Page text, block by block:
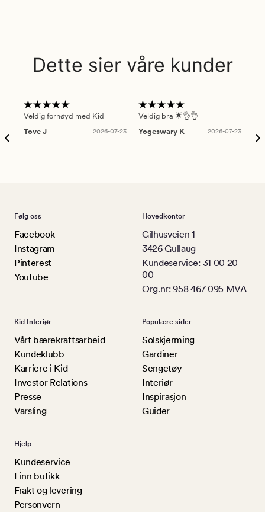
Dette sier våre kunder
Veldig fornøyd med Kid
Tove J
2026-07-23
Veldig bra 🌟👌👌
Yogeswary K
2026-07-23
Følg oss
Facebook
Instagram
Pinterest
Youtube
Hovedkontor
Gilhusveien 1
3426 Gullaug
Kundeservice: 31 00 20
00
Org.nr: 958 467 095 MVA
Kid Interiør
Vårt bærekraftsarbeid
Kundeklubb
Karriere i Kid
Investor Relations
Presse
Varsling
Populære sider
Solskjerming
Gardiner
Sengetøy
Interiør
Inspirasjon
Guider
Hjelp
Kundeservice
Finn butikk
Frakt og levering
Personvern